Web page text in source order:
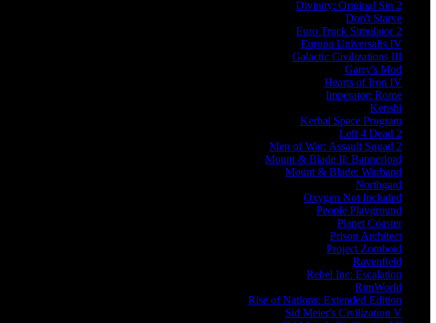
Divinity: Original Sin 2
Don't Starve
Euro Truck Simulator 2
Europa Universalis IV
Galactic Civilizations III
Garry's Mod
Hearts of Iron IV
Imperator: Rome
Kenshi
Kerbal Space Program
Left 4 Dead 2
Men of War: Assault Squad 2
Mount & Blade II: Bannerlord
Mount & Blade: Warband
Northgard
Oxygen Not Included
People Playground
Planet Coaster
Prison Architect
Project Zomboid
Ravenfield
Rebel Inc: Escalation
RimWorld
Rise of Nations: Extended Edition
Sid Meier's Civilization V